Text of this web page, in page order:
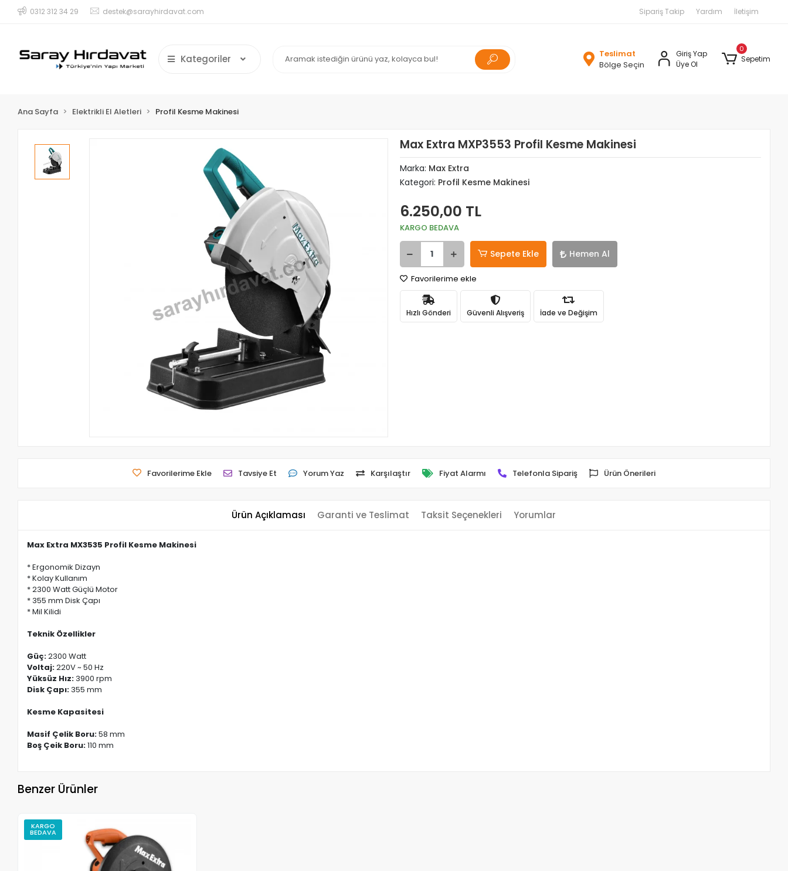
0312 312 34 29 destek@sarayhirdavat.com Sipariş Takip Yardım İletişim
Kategoriler
Teslimat
Bölge Seçin
Giriş Yap
Üye Ol
0
Sepetim
Ana Sayfa Elektrikli El Aletleri Profil Kesme Makinesi
Max Extra MXP3553 Profil Kesme Makinesi
Marka: Max Extra
Kategori: Profil Kesme Makinesi
6.250,00 TL
KARGO BEDAVA
Sepete Ekle Hemen Al
Favorilerime ekle
Hızlı Gönderi Güvenli Alışveriş İade ve Değişim
Favorilerime Ekle Tavsiye Et Yorum Yaz Karşılaştır Fiyat Alarmı Telefonla Sipariş Ürün Önerileri
Ürün Açıklaması Garanti ve Teslimat Taksit Seçenekleri Yorumlar
Max Extra MX3535 Profil Kesme Makinesi
* Ergonomik Dizayn
* Kolay Kullanım
* 2300 Watt Güçlü Motor
* 355 mm Disk Çapı
* Mil Kilidi
Teknik Özellikler
Güç:2300 Watt
Voltaj:220V ~ 50 Hz
Yüksüz Hız:3900 rpm
Disk Çapı:355 mm
Kesme Kapasitesi
Masif Çelik Boru:58 mm
Boş Çeik Boru:110 mm
Benzer Ürünler
KARGO
BEDAVA